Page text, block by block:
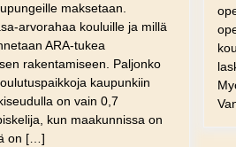
maksetaan.
arvorahaa kouluille ja millä
ARA-tukea
rakentamiseen. Paljonko
kaupunkiin
on vain 0,7
kun maakunnissa on
on […]